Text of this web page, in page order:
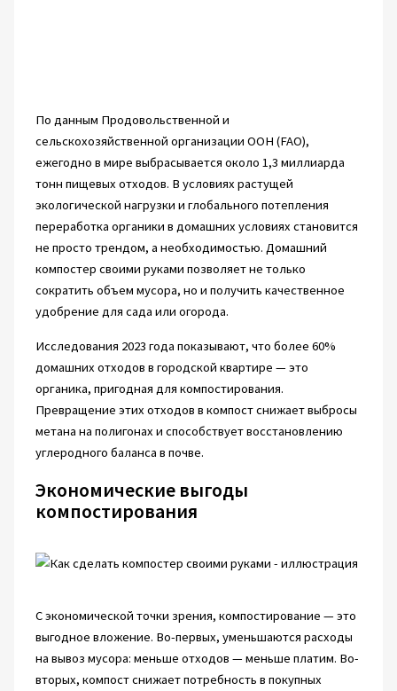
По данным Продовольственной и
сельскохозяйственной организации ООН (FAO),
ежегодно в мире выбрасывается около 1,3 миллиарда
тонн пищевых отходов. В условиях растущей
экологической нагрузки и глобального потепления
переработка органики в домашних условиях становится
не просто трендом, а необходимостью. Домашний
компостер своими руками позволяет не только
сократить объем мусора, но и получить качественное
удобрение для сада или огорода.
Исследования 2023 года показывают, что более 60%
домашних отходов в городской квартире — это
органика, пригодная для компостирования.
Превращение этих отходов в компост снижает выбросы
метана на полигонах и способствует восстановлению
углеродного баланса в почве.
Экономические выгоды
компостирования
С экономической точки зрения, компостирование — это
выгодное вложение. Во-первых, уменьшаются расходы
на вывоз мусора: меньше отходов — меньше платим. Во-
вторых, компост снижает потребность в покупных